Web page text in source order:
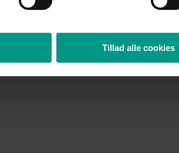
Tillad alle cookies